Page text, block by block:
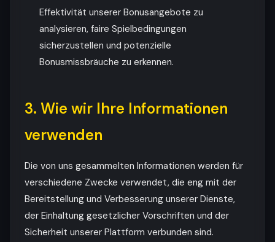
Effektivität unserer Bonusangebote zu
analysieren, faire Spielbedingungen
sicherzustellen und potenzielle
Bonusmissbräuche zu erkennen.
3. Wie wir Ihre Informationen
verwenden
Die von uns gesammelten Informationen werden für
verschiedene Zwecke verwendet, die eng mit der
Bereitstellung und Verbesserung unserer Dienste,
der Einhaltung gesetzlicher Vorschriften und der
Sicherheit unserer Plattform verbunden sind.